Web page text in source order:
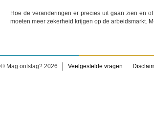
Hoe de veranderingen er precies uit gaan zien en
moeten meer zekerheid krijgen op de arbeidsmarkt.
© Mag ontslag? 2026 Veelgestelde vragen